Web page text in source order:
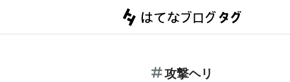
攻撃ヘリ